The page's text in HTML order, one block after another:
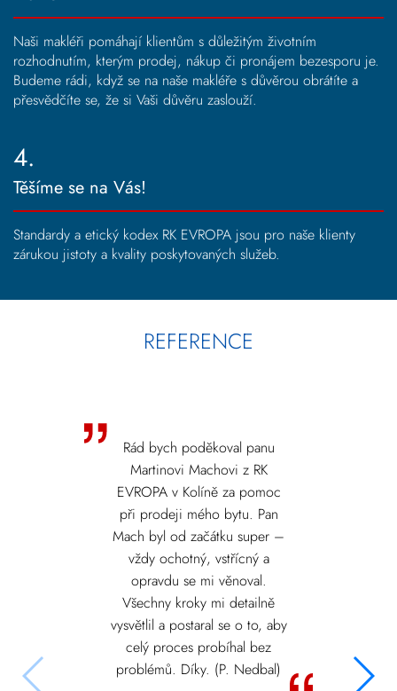
Naši makléři pomáhají klientům s důležitým životním
rozhodnutím, kterým prodej, nákup či pronájem bezesporu je.
Budeme rádi, když se na naše makléře s důvěrou obrátíte a
přesvědčíte se, že si Vaši důvěru zaslouží.
4.
Těšíme se na Vás!
Standardy a etický kodex RK EVROPA jsou pro naše klienty
zárukou jistoty a kvality poskytovaných služeb.
REFERENCE
Rád bych poděkoval panu
Martinovi Machovi z RK
EVROPA v Kolíně za pomoc
při prodeji mého bytu. Pan
Mach byl od začátku super –
vždy ochotný, vstřícný a
opravdu se mi věnoval.
Všechny kroky mi detailně
vysvětlil a postaral se o to, aby
celý proces probíhal bez
problémů. Díky. (P. Nedbal)